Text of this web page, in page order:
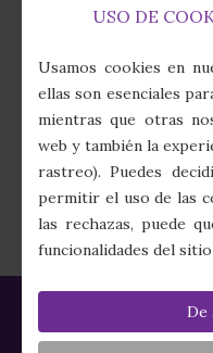
fas
fa-
map-
marker-
Calle Juan
phone-
alt
(+34) 954 274 910
far
USO DE
Usamos cookies en
ellas son esenciales
mientras que otras
web y también la
rastreo). Puedes
permitir el uso de las
las rechazas, puede
funcionalidades del
De